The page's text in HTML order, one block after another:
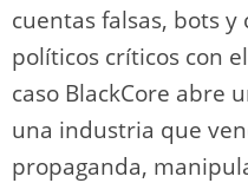
cuentas falsas, bots
políticos críticos con
caso BlackCore abre
una industria que
propaganda,